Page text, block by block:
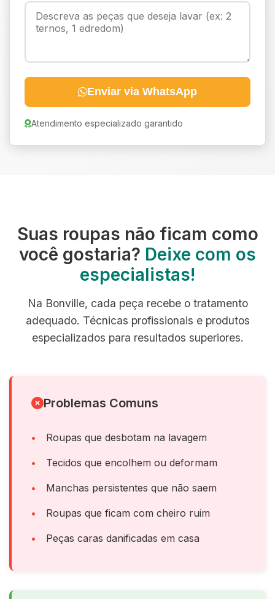
Enviar via WhatsApp
Atendimento especializado garantido
Suas roupas não ficam como
você gostaria? Deixe com os
especialistas!
Na Bonville, cada peça recebe o tratamento
adequado. Técnicas profissionais e produtos
especializados para resultados superiores.
Problemas Comuns
Roupas que desbotam na lavagem
Tecidos que encolhem ou deformam
Manchas persistentes que não saem
Roupas que ficam com cheiro ruim
Peças caras danificadas em casa